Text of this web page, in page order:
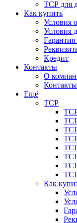
ТСР для
Как купить
Условия
Условия
Гарантия
Кредит
Контакты
О
Контакты
Ещё
ТСР
ТСР
Как